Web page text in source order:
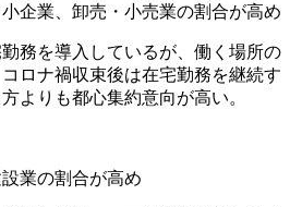
企業、卸売・小売業の割合が高め
務を導入しているが、働く場所の
ロナ禍収束後は在宅勤務を継続す
よりも都心集約意向が高い。
業の割合が高め